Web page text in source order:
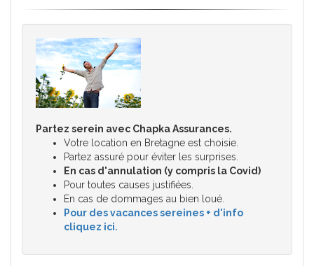
Partez serein avec Chapka Assurances.
Votre location en Bretagne est choisie.
Partez assuré pour éviter les surprises.
En cas d'annulation (y compris la Covid)
Pour toutes causes justifiées.
En cas de dommages au bien loué.
Pour des vacances sereines + d'info
cliquez ici.